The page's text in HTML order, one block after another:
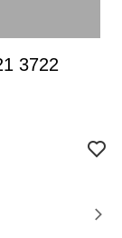
3722